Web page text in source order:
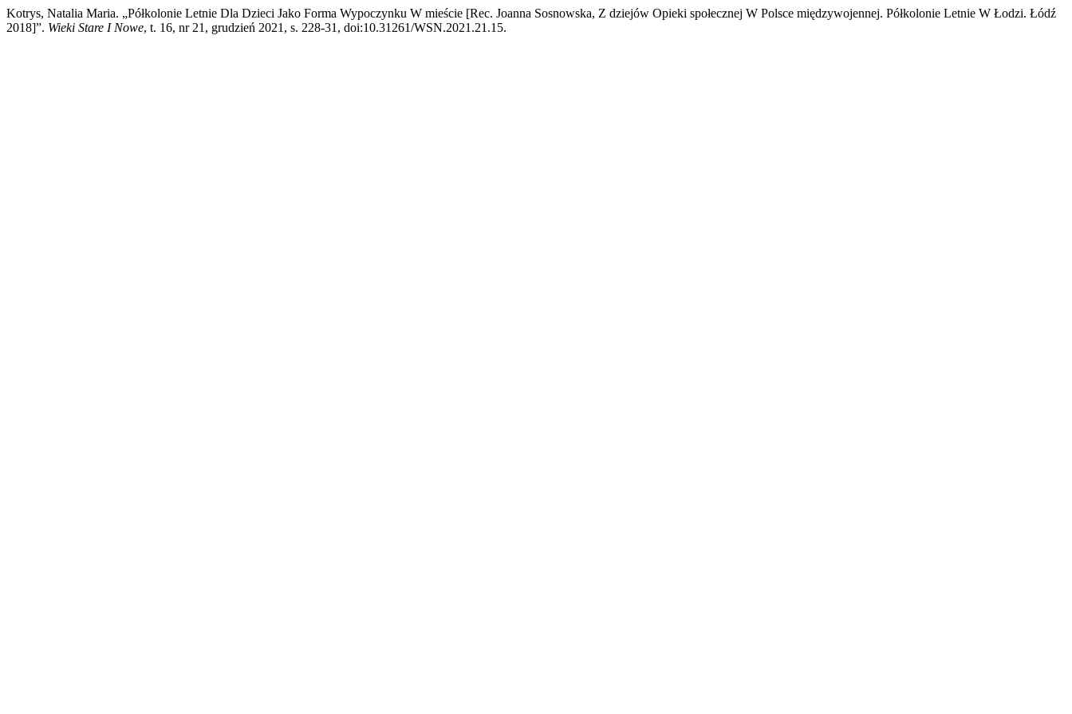
Kotrys, Natalia Maria. „Półkolonie Letnie Dla Dzieci Jako Forma Wypoczynku W mieście [Rec. Joanna Sosnowska, Z dziejów Opieki społecznej W Polsce międzywojennej. Półkolonie Letnie W Łodzi. Łódź
2018]”. Wieki Stare I Nowe, t. 16, nr 21, grudzień 2021, s. 228-31, doi:10.31261/WSN.2021.21.15.